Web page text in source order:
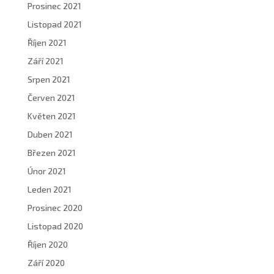
Prosinec 2021
Listopad 2021
Říjen 2021
Září 2021
Srpen 2021
Červen 2021
Květen 2021
Duben 2021
Březen 2021
Únor 2021
Leden 2021
Prosinec 2020
Listopad 2020
Říjen 2020
Září 2020